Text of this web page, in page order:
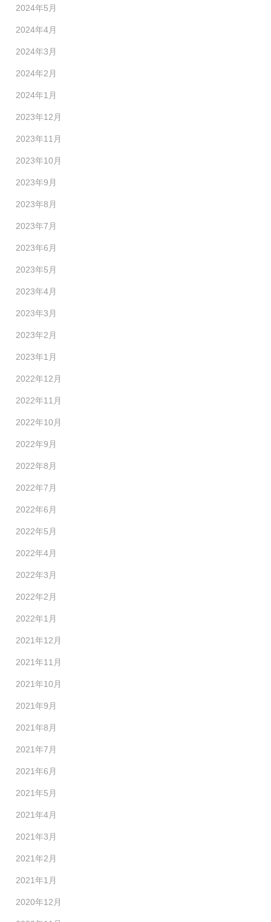
2024年5月
2024年4月
2024年3月
2024年2月
2024年1月
2023年12月
2023年11月
2023年10月
2023年9月
2023年8月
2023年7月
2023年6月
2023年5月
2023年4月
2023年3月
2023年2月
2023年1月
2022年12月
2022年11月
2022年10月
2022年9月
2022年8月
2022年7月
2022年6月
2022年5月
2022年4月
2022年3月
2022年2月
2022年1月
2021年12月
2021年11月
2021年10月
2021年9月
2021年8月
2021年7月
2021年6月
2021年5月
2021年4月
2021年3月
2021年2月
2021年1月
2020年12月